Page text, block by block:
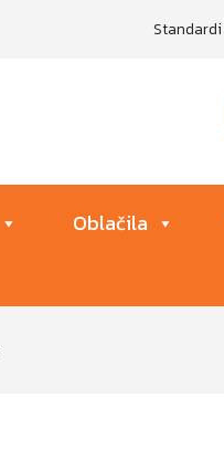
Standardi
Oblačila